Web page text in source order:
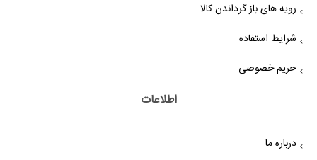
رویه های باز گرداندن کالا
شرایط استفاده
حریم خصوصی
اطلاعات
درباره ما